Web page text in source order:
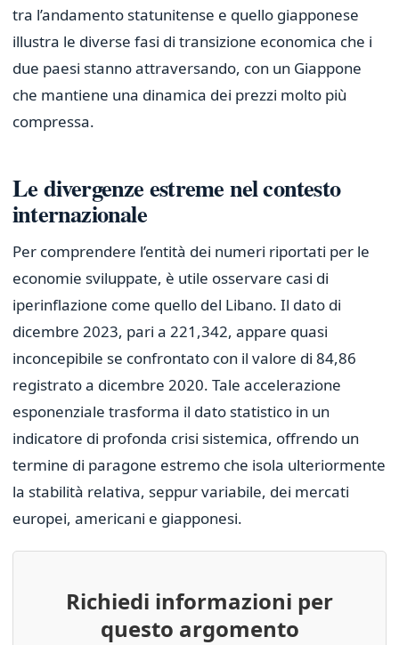
tra l’andamento statunitense e quello giapponese
illustra le diverse fasi di transizione economica che i
due paesi stanno attraversando, con un Giappone
che mantiene una dinamica dei prezzi molto più
compressa.
Le divergenze estreme nel contesto
internazionale
Per comprendere l’entità dei numeri riportati per le
economie sviluppate, è utile osservare casi di
iperinflazione come quello del Libano. Il dato di
dicembre 2023, pari a 221,342, appare quasi
inconcepibile se confrontato con il valore di 84,86
registrato a dicembre 2020. Tale accelerazione
esponenziale trasforma il dato statistico in un
indicatore di profonda crisi sistemica, offrendo un
termine di paragone estremo che isola ulteriormente
la stabilità relativa, seppur variabile, dei mercati
europei, americani e giapponesi.
Richiedi informazioni per
questo argomento